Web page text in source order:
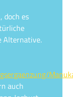
doch es
Alternative.
auch